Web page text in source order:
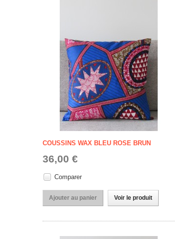
COUSSINS WAX BLEU ROSE BRUN
36,00 €
Comparer
Ajouter au panier Voir le produit